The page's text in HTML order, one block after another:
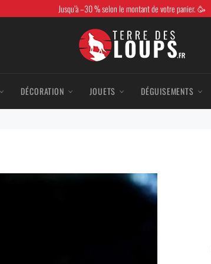
Jusqu’à –30 % selon le montant de votre panier. 🥳
DÉCORATION JOUETS DÉGUISEMENTS